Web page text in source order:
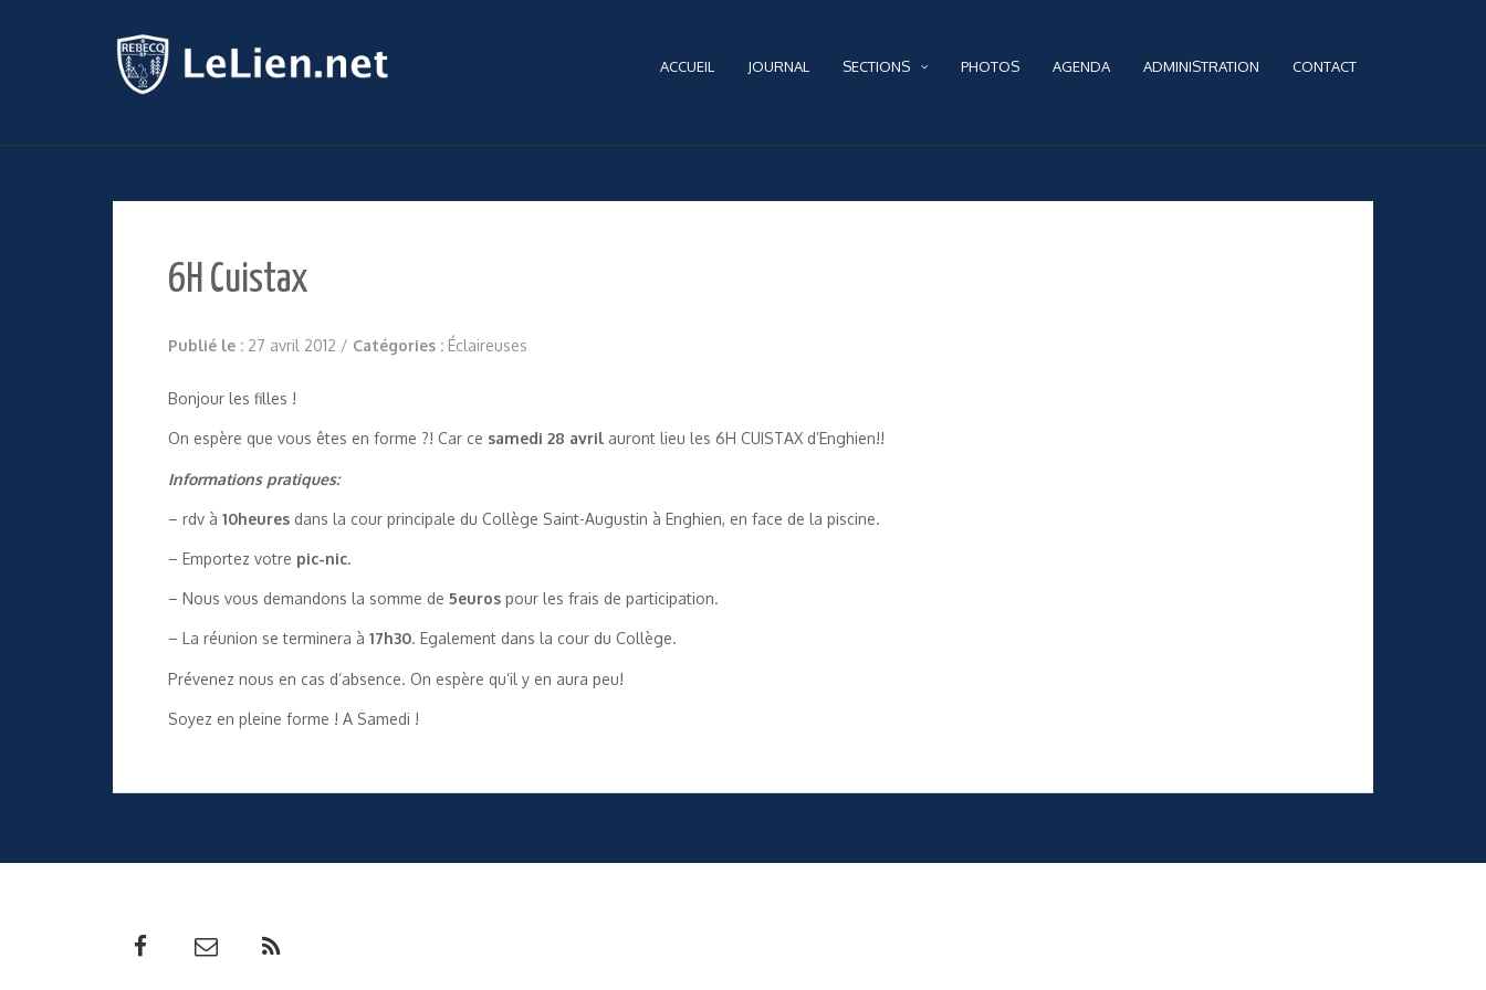
ACCUEIL JOURNAL SECTIONS PHOTOS AGENDA ADMINISTRATION CONTACT
6H Cuistax
Publié le : 27 avril 2012 / Catégories : Éclaireuses
Bonjour les filles !
On espère que vous êtes en forme ?! Car ce samedi 28 avril auront lieu les 6H CUISTAX d’Enghien!!
Informations pratiques:
– rdv à 10heures dans la cour principale du Collège Saint-Augustin à Enghien, en face de la piscine.
– Emportez votre pic-nic.
– Nous vous demandons la somme de 5euros pour les frais de participation.
– La réunion se terminera à 17h30. Egalement dans la cour du Collège.
Prévenez nous en cas d’absence. On espère qu’il y en aura peu!
Soyez en pleine forme ! A Samedi !